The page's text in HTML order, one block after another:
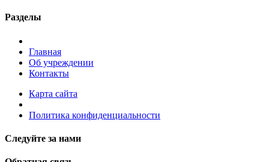
Разделы
Главная
Об учреждении
Контакты
Карта сайта
Политика конфиденциальности
Следуйте за нами